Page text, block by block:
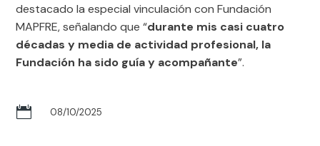
destacado la especial vinculación con Fundación
MAPFRE, señalando que “durante mis casi cuatro
décadas y media de actividad profesional, la
Fundación ha sido guía y acompañante”.
 08/10/2025